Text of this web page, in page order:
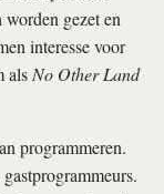
gezet en
interesse voor
alsNo Other Land
programmeren.